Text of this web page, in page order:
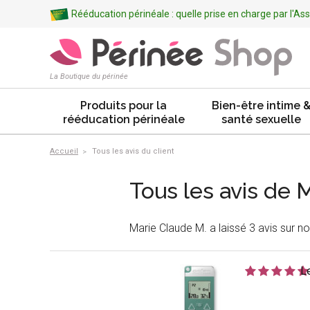
Rééducation périnéale : quelle prise en charge par
La Boutique du périnée
Produits pour la
rééducation périnéale
Bien-être intime &
santé sexuelle
Accueil Tous les avis du client
Tous les avis de
Marie Claude M. a laissé 3 avis sur